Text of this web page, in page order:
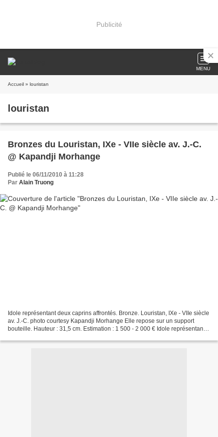
Publicité
MENU
Accueil » louristan
louristan
Bronzes du Louristan, IXe - VIIe siècle av. J.-C.
@ Kapandji Morhange
Publié le 06/11/2010 à 11:28
Par Alain Truong
Idole représentant deux caprins affrontés. Bronze. Louristan, IXe - VIIe siècle
av. J.-C. photo courtesy Kapandji Morhange Elle repose sur un support
bouteille. Hauteur : 31,5 cm. Estimation : 1 500 - 2 000 € Idole représentant